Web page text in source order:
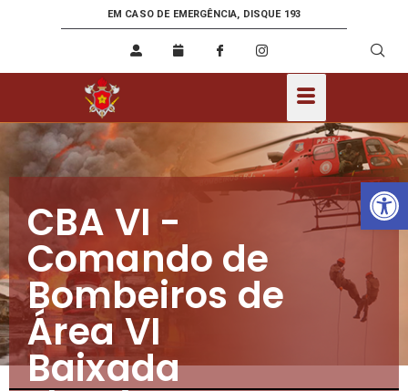
EM CASO DE EMERGÊNCIA, DISQUE 193
CBA VI -
Comando de
Bombeiros de
Área VI
Baixada